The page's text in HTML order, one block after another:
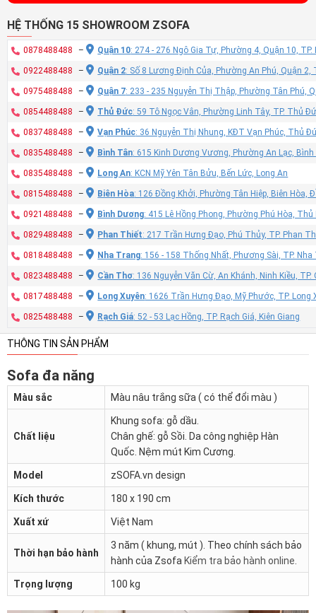
HỆ THỐNG 15 SHOWROOM ZSOFA
0878488488 – Quận 10: 274 - 276 Ngô Gia Tự, Phường 4, Quận 10, TP.
0922488488 – Quận 2: Số 8 Lương Định Của, Phường An Phú, Quận 2,
0975488488 – Quận 7: 233 - 235 Nguyễn Thị Thập, Phường Tân Phú,
0854488488 – Thủ Đức: 59 Tô Ngọc Vân, Phường Linh Tây, TP. Thủ
0837488488 – Vạn Phúc: 36 Nguyễn Thị Nhung, KĐT Vạn Phúc, Thủ
0835488488 – Bình Tân: 615 Kinh Dương Vương, Phường An Lạc, Bình
0835488488 – Long An: KCN Mỹ Yên Tân Bửu, Bến Lức, Long An
0815488488 – Biên Hòa: 126 Đồng Khởi, Phường Tân Hiệp, Biên Hòa,
0921488488 – Bình Dương: 415 Lê Hồng Phong, Phường Phú Hòa,
0829488488 – Phan Thiết: 217 Trần Hưng Đạo, Phú Thủy, TP. Phan
0818488488 – Nha Trang: 156 - 158 Thống Nhất, Phương Sài, TP.
0823488488 – Cần Thơ: 136 Nguyễn Văn Cừ, An Khánh, Ninh Kiều,
0817488488 – Long Xuyên: 1626 Trần Hưng Đạo, Mỹ Phước, TP. Long
0825488488 – Rạch Giá: 52 - 53 Lạc Hồng, TP. Rạch Giá, Kiên Giang
THÔNG TIN SẢN PHẨM
Sofa đa năng
Màu sắc Màu nâu trắng sữa ( có thể đổi màu )
Chất liệu
Khung sofa: gỗ dầu.
Chân ghế: gỗ Sồi. Da công nghiệp Hàn
Quốc. Nệm mút Kim Cương.
Model zSOFA.vn design
Kích thước 180 x 190 cm
Xuất xứ Việt Nam
Thời hạn bảo hành
3 năm ( khung, mút ). Theo chính sách bảo
hành của Zsofa Kiểm tra bảo hành online
Trọng lượng 100 kg